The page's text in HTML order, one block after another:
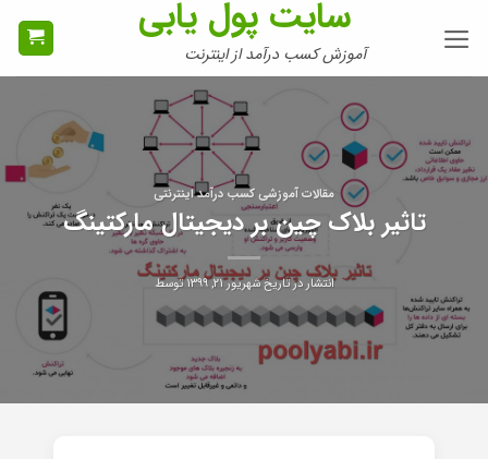
سایت پول یابی
آموزش کسب درآمد از اینترنت
مقالات آموزشی کسب درآمد اینترنتی
تاثیر بلاک چین بر دیجیتال مارکتینگ
انتشار در تاریخشهریور ۲۱, ۱۳۹۹ توسط